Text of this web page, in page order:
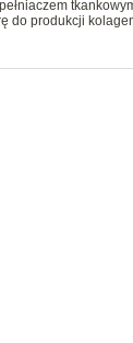
do produkcji